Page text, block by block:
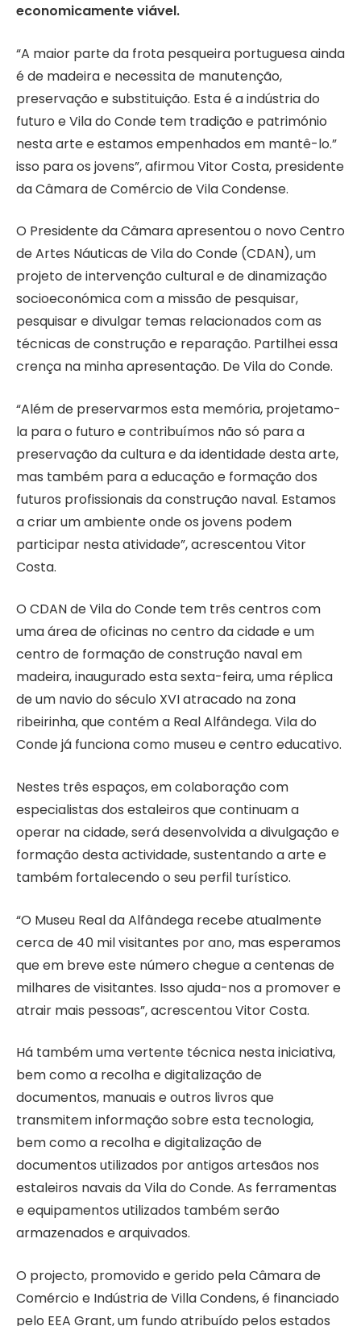
economicamente viável.
“A maior parte da frota pesqueira portuguesa ainda
é de madeira e necessita de manutenção,
preservação e substituição. Esta é a indústria do
futuro e Vila do Conde tem tradição e património
nesta arte e estamos empenhados em mantê-lo.”
isso para os jovens”, afirmou Vitor Costa, presidente
da Câmara de Comércio de Vila Condense.
O Presidente da Câmara apresentou o novo Centro
de Artes Náuticas de Vila do Conde (CDAN), um
projeto de intervenção cultural e de dinamização
socioeconómica com a missão de pesquisar,
pesquisar e divulgar temas relacionados com as
técnicas de construção e reparação. Partilhei essa
crença na minha apresentação. De Vila do Conde.
“Além de preservarmos esta memória, projetamo-
la para o futuro e contribuímos não só para a
preservação da cultura e da identidade desta arte,
mas também para a educação e formação dos
futuros profissionais da construção naval. Estamos
a criar um ambiente onde os jovens podem
participar nesta atividade”, acrescentou Vitor
Costa.
O CDAN de Vila do Conde tem três centros com
uma área de oficinas no centro da cidade e um
centro de formação de construção naval em
madeira, inaugurado esta sexta-feira, uma réplica
de um navio do século XVI atracado na zona
ribeirinha, que contém a Real Alfândega. Vila do
Conde já funciona como museu e centro educativo.
Nestes três espaços, em colaboração com
especialistas dos estaleiros que continuam a
operar na cidade, será desenvolvida a divulgação e
formação desta actividade, sustentando a arte e
também fortalecendo o seu perfil turístico.
“O Museu Real da Alfândega recebe atualmente
cerca de 40 mil visitantes por ano, mas esperamos
que em breve este número chegue a centenas de
milhares de visitantes. Isso ajuda-nos a promover e
atrair mais pessoas”, acrescentou Vitor Costa.
Há também uma vertente técnica nesta iniciativa,
bem como a recolha e digitalização de
documentos, manuais e outros livros que
transmitem informação sobre esta tecnologia,
bem como a recolha e digitalização de
documentos utilizados por antigos artesãos nos
estaleiros navais da Vila do Conde. As ferramentas
e equipamentos utilizados também serão
armazenados e arquivados.
O projecto, promovido e gerido pela Câmara de
Comércio e Indústria de Villa Condens, é financiado
pelo EEA Grant, um fundo atribuído pelos estados